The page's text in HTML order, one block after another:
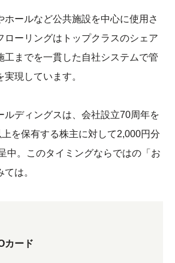
ホールなど公共施設を中心に使用さ
ローリングはトップクラスのシェア
工までを一貫した自社システムで管
現しています。
ルディングスは、会社設立70周年を
を保有する株主に対して2,000円分
中。このタイミングならではの「お
は。
カード